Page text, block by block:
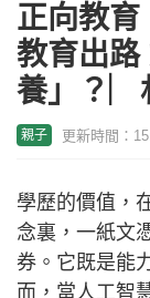
正向教
教育出路
養」？︳
親子 更新時間：
學歷的價值，
念裏，一紙文
券。它既是能
而，當人工智